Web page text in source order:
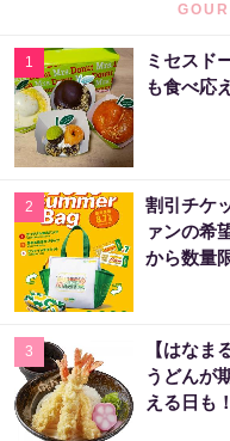
1
ミセスド
も食べ応
2
割引チケ
ァンの希
から数量
3
【はなま
うどんが
える日も！